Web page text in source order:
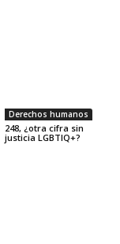
Derechos humanos
248, ¿otra cifra sin
justicia LGBTIQ+?